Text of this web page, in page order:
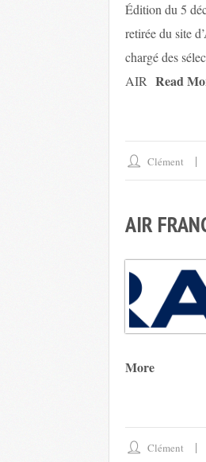
Édition du 5
retirée du site
chargé des
AIR Read
Clément
AIR
More
Clément